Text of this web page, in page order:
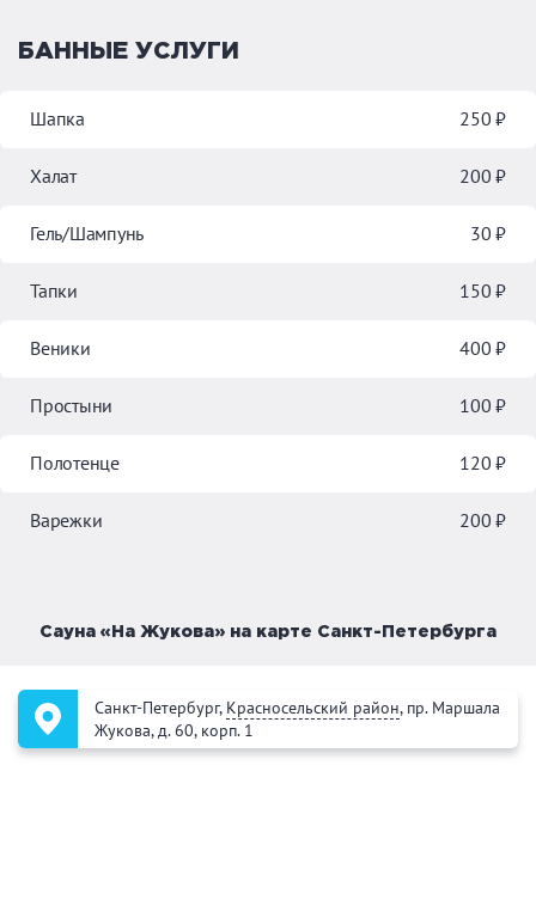
БАННЫЕ УСЛУГИ
Шапка 250 ₽
Халат 200 ₽
Гель/Шампунь 30 ₽
Тапки 150 ₽
Веники 400 ₽
Простыни 100 ₽
Полотенце 120 ₽
Варежки 200 ₽
Сауна «На Жукова» на карте Санкт-Петербурга
Санкт-Петербург, Красносельский район, пр. Маршала
Жукова, д. 60, корп. 1